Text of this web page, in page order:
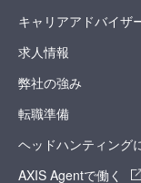
キャリアアドバイザ
求人情報
弊社の強み
転職準備
ヘッドハンティング
AXIS Agentで働く